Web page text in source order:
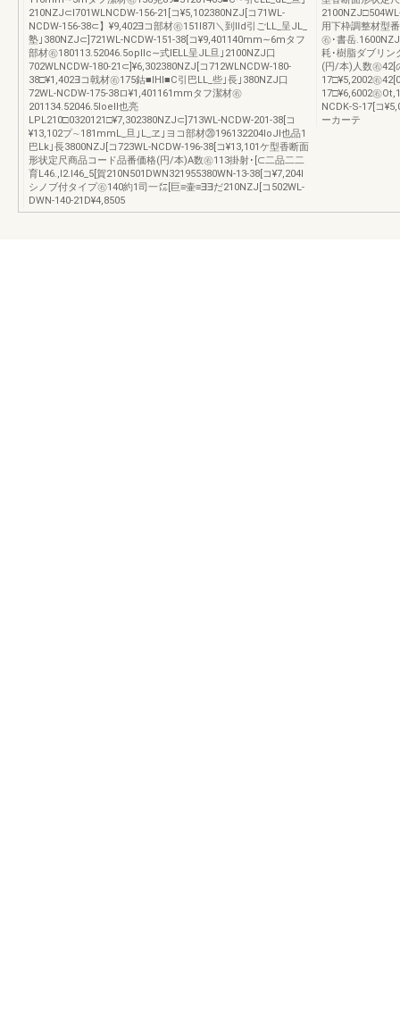
210NZJ⊂l701WLNCDW-156-21[コ¥5,102380NZJ[コ71WL-
NCDW-156-38⊂】¥9,402∃コ部材㊨151l87l＼到lId引ごLL_呈JL_
塾｣380NZJ⊂]721WL-NCDW-151-38[コ¥9,401140mm∼6mタフ
部材㊨180113.52046.5opllc∼式lELL呈JL旦｣2100NZJ口
702WLNCDW-180-21⊂]¥6,302380NZJ[コ712WLNCDW-180-
38□¥1,402∃コ戟材㊨175鈷■lHI■C引巴LL_些｣長｣380NZJ口
72WL-NCDW-175-38ロ¥1,401161mmタフ潔材㊨
201134.52046.5loell也亮
LPL210□0320121□¥7,302380NZJ⊂]713WL-NCDW-201-38[コ
¥13,102プ∼181mmL_旦｣L_ヱ｣ヨコ部材⑳196132204loJl也品1
巴Lk｣長3800NZJ[コ723WL-NCDW-196-38[コ¥13,101ケ型香断面
形状定尺商品コード品番価格(円/本)A数㊨113掛射･[⊂二品二二
育L46.,l2.l46_5[賀210N501DWN321955380WN-13-38[コ¥7,204I
シノブ付タイプ㊨140約1司一㍍[巨≡壷≡∃∃だ210NZJ[コ502WL-
DWN-140-21D¥4,8505
用下枠調整材型
㊨･書岳
耗･樹脂ダブリン
(円/本)人数㊨42[
17□¥5,2002㊨
17□¥6,6002㊨
NCDK-S-17[コ
ーカーテ